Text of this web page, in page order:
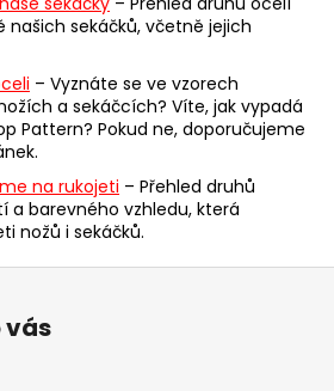
í
p
v
k
y
ý
p
i
s
našich sekáčků, včetně jejich
– Vyznáte se ve vzorech
a sekáčcích? Víte, jak vypadá
Pattern? Pokud ne, doporučujeme
na rukojeti – Přehled druhů
a barevného vzhledu, která
nožů i sekáčků.
vás